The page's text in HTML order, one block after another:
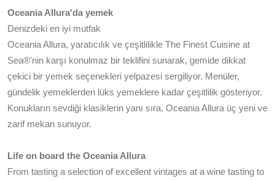
Oceania Allura'da yemek
Denizdeki en iyi mutfak
Oceania Allura, yaratıcılık ve çeşitlilikle The Finest Cuisine at
Sea®'nin karşı konulmaz bir teklifini sunarak, gemide dikkat
çekici bir yemek seçenekleri yelpazesi sergiliyor. Menüler,
gündelik yemeklerden lüks yemeklere kadar çeşitlilik gösteriyor.
Konukların sevdiği klasiklerin yanı sıra, Oceania Allura üç yeni ve
zarif mekan sunuyor.
Life on board the Oceania Allura
From tasting a selection of excellent vintages at a wine tasting to